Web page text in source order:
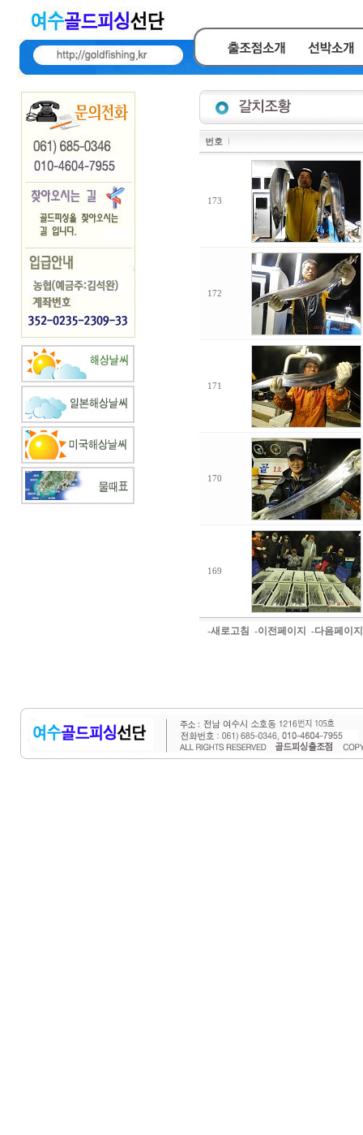
번호
173
172
171
170
169
-새로고침 -이전페이지 -다음페이지